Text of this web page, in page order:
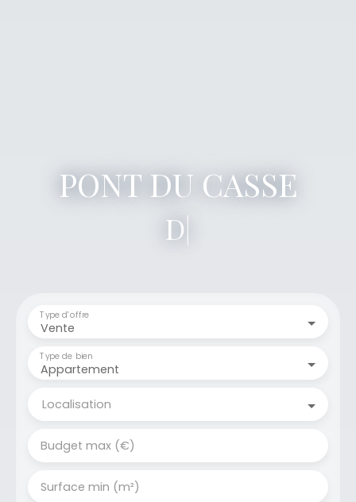
PONT DU CASSE
Dirigé par
Vente
Type d'offre
Appartement
Type de bien
Localisation
Budget max (€)
Surface min (m²)